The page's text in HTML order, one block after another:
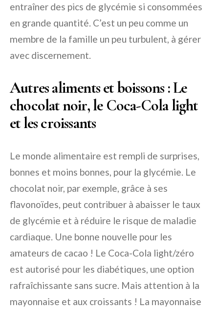
entraîner des pics de glycémie si consommées
en grande quantité. C’est un peu comme un
membre de la famille un peu turbulent, à gérer
avec discernement.
Autres aliments et boissons : Le
chocolat noir, le Coca-Cola light
et les croissants
Le monde alimentaire est rempli de surprises,
bonnes et moins bonnes, pour la glycémie. Le
chocolat noir, par exemple, grâce à ses
flavonoïdes, peut contribuer à abaisser le taux
de glycémie et à réduire le risque de maladie
cardiaque. Une bonne nouvelle pour les
amateurs de cacao ! Le Coca-Cola light/zéro
est autorisé pour les diabétiques, une option
rafraîchissante sans sucre. Mais attention à la
mayonnaise et aux croissants ! La mayonnaise